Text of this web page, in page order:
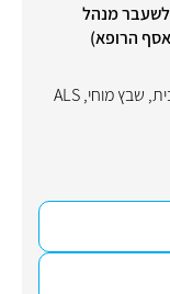
מנהל
הרופא)
, שבץ מוחי,
ALS